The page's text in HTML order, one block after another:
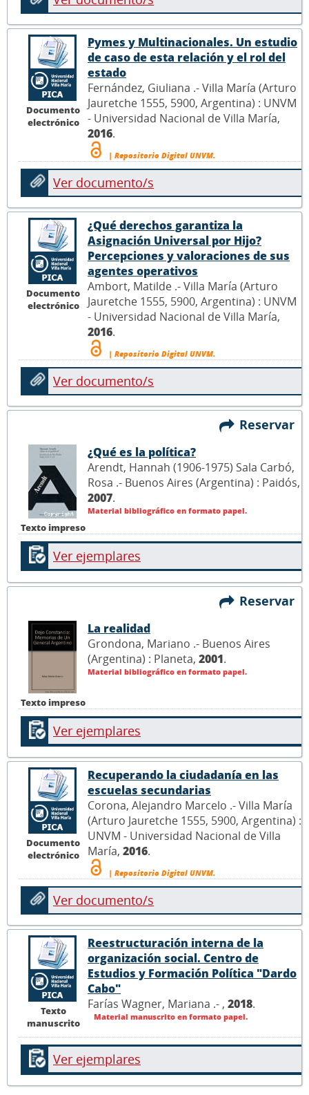
Documento
electrónico
Pymes y Multinacionales. Un estudio
de caso de esta relación y el rol del
estado
Fernández, Giuliana .- Villa María (Arturo
Jauretche 1555, 5900, Argentina) : UNVM
- Universidad Nacional de Villa María,
2016.
| Repositorio Digital UNVM.
Ver documento/s
Documento
electrónico
¿Qué derechos garantiza la
Asignación Universal por Hijo?
Percepciones y valoraciones de sus
agentes operativos
Ambort, Matilde .- Villa María (Arturo
Jauretche 1555, 5900, Argentina) : UNVM
- Universidad Nacional de Villa María,
2016.
| Repositorio Digital UNVM.
Ver documento/s
Reservar
Texto impreso
¿Qué es la política?
Arendt, Hannah (1906-1975) Sala Carbó,
Rosa .- Buenos Aires (Argentina) : Paidós,
2007.
Material bibliográfico en formato papel.
Ver ejemplares
Reservar
Texto impreso
La realidad
Grondona, Mariano .- Buenos Aires
(Argentina) : Planeta, 2001.
Material bibliográfico en formato papel.
Ver ejemplares
Documento
electrónico
Recuperando la ciudadanía en las
escuelas secundarias
Corona, Alejandro Marcelo .- Villa María
(Arturo Jauretche 1555, 5900, Argentina) :
UNVM - Universidad Nacional de Villa
María, 2016.
| Repositorio Digital UNVM.
Ver documento/s
Texto
manuscrito
Reestructuración interna de la
organización social. Centro de
Estudios y Formación Política "Dardo
Cabo"
Farías Wagner, Mariana .- , 2018.
Material manuscrito en formato papel.
Ver ejemplares